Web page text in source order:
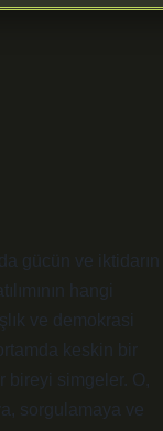
gücün ve iktidarın
hangi
ve demokrasi
keskin bir
bireyi simgeler. O,
sorgulamaya ve